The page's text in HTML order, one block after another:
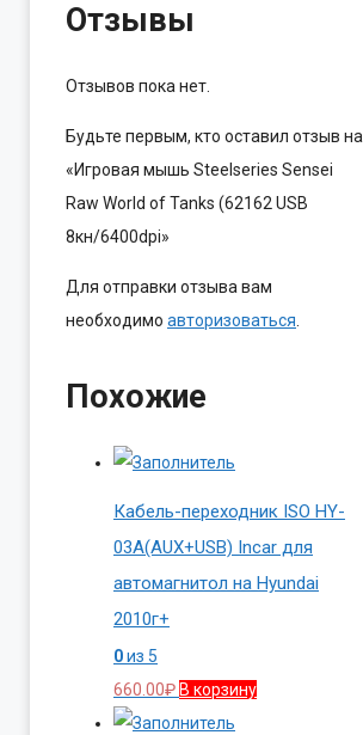
Отзывы
Отзывов пока нет.
Будьте первым, кто оставил отзыв на
«Игровая мышь Steelseries Sensei
Raw World of Tanks (62162 USB
8кн/6400dpi»
Для отправки отзыва вам
необходимо авторизоваться
Похожие
Кабель-переходник ISO HY-
03A(AUX+USB) Incar для
автомагнитол на Hyundai
2010г+
0из 5
660.00₽ В корзину